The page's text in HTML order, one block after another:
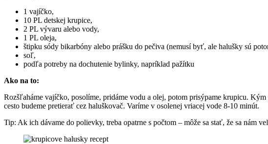
1 vajíčko,
10 PL detskej krupice,
2 PL vývaru alebo vody,
1 PL oleja,
štipku sódy bikarbóny alebo prášku do pečiva (nemusí byť, ale halušky sú
soľ,
podľa potreby na dochutenie bylinky, napríklad pažítku
Ako na to:
Rozšľaháme vajíčko, posolíme, pridáme vodu a olej, potom prisýpame krupicu.
cesto budeme pretierať cez haluškovač. Varíme v osolenej vriacej vode 8-10 minút.
Tip: Ak ich dávame do polievky, treba opatrne s počtom – môže sa stať, že sa nám